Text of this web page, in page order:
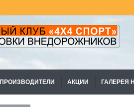
ПРОИЗВОДИТЕЛИ АКЦИИ ГАЛЕРЕЯ